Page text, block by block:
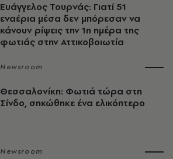
Ευάγγελος Τουρνάς: Γιατί 51
εναέρια μέσα δεν μπόρεσαν να
κάνουν ρίψεις την 1η ημέρα της
φωτιάς στην Αττικοβοιωτία
Newsroom
Θεσσαλονίκη: Φωτιά τώρα στη
Σίνδο, σηκώθηκε ένα ελικόπτερο
Newsroom